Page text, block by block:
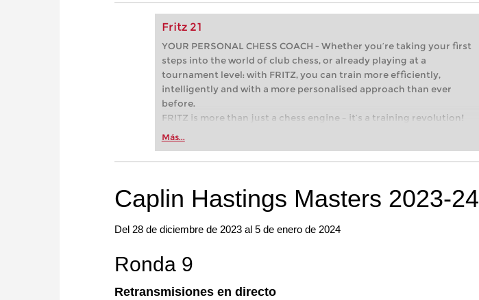
Fritz 21
YOUR PERSONAL CHESS COACH - Whether you’re taking your first
steps into the world of club chess, or already playing at a
tournament level: with FRITZ, you can train more efficiently,
intelligently and with a more personalised approach than ever
before.
FRITZ is more than just a chess engine – it’s a training revolution!
Whether you’re taking your first steps into the world of club chess,
more efficiently, intelligently and with a more personalised
Más...
Caplin Hastings Masters 2023-24
Del 28 de diciembre de 2023 al 5 de enero de 2024
Ronda 9
Retransmisiones en directo